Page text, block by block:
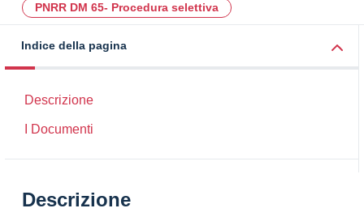
PNRR DM 65- Procedura selettiva
Indice della pagina
Descrizione
I Documenti
Descrizione